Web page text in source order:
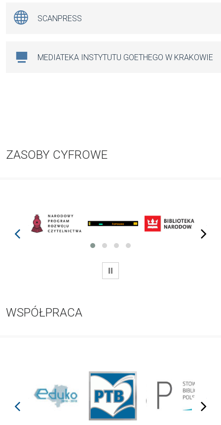
SCANPRESS
MEDIATEKA INSTYTUTU GOETHEGO W KRAKOWIE
ZASOBY CYFROWE
prev next
WSTRZYMAJ
WSPÓŁPRACA
next